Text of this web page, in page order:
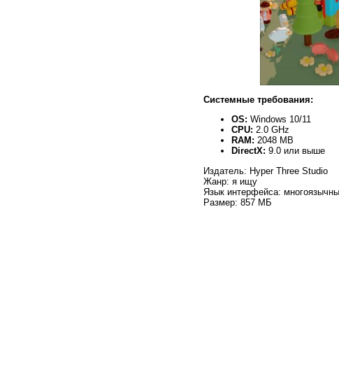
Системные требования:
OS: Windows 10/11
CPU: 2.0 GHz
RAM: 2048 MB
DirectX: 9.0 или выше
Издатель: Hyper Three Studio
Жанр: я ищу
Язык интерфейса:
Размер: 857 МБ